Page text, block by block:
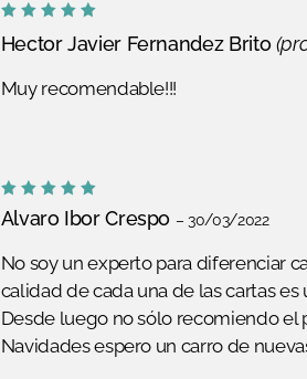
con5de
Hector Javier Fernandez Brito
Muy recomendable!!!
Valorado
con5 de
Alvaro Ibor Crespo – 30/03/2022
No soy un experto para diferenciar
calidad de cada una de las cartas
Desde luego no sólo recomiendo el
Navidades espero un carro de